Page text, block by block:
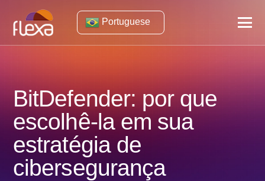
Portuguese
BitDefender: por que
escolhê-la em sua
estratégia de
cibersegurança